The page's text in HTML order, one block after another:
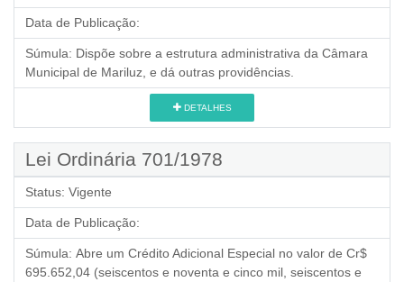
Data de Publicação:
Súmula: Dispõe sobre a estrutura administrativa da Câmara
Municipal de Mariluz, e dá outras providências.
DETALHES
Lei Ordinária 701/1978
Status: Vigente
Data de Publicação:
Súmula: Abre um Crédito Adicional Especial no valor de Cr$
695.652,04 (seiscentos e noventa e cinco mil, seiscentos e